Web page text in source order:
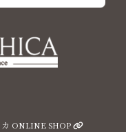
カ ONLINE SHOP